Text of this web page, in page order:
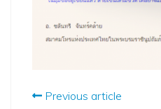
Previous article